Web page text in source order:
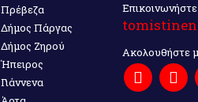
Πρέβεζα
Δήμος Πάργας
Δήμος Ζηρού
Ήπειρος
Γιάννενα
Ακολουθήστε